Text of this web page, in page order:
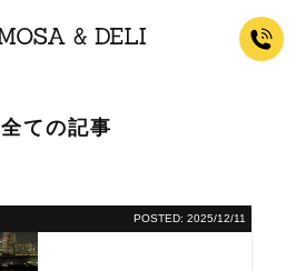
全ての記事
POSTED: 2025/12/11